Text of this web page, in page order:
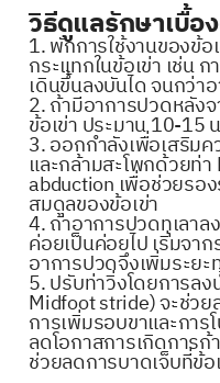
วิธีดูแลรักษาเบื้อ
1. พักการใช้งานของข้
กระแทกในข้อเข่า เช่น
เดินขึ้นลงบันได จนกว่า
2. ถ้ามีอาการปวดหลัง
ข้อเข่า ประมาน 10-15
3. ออกกำลังเพื่อเสริม
และกล้ามสะโพกด้วยท่
abduction เพื่อช่วยรอ
สมดุลของข้อเข่า
4. ถ้าอาการปวดทุเลาล
ค่อยเป็นค่อยไป เริ่มจา
อาการปวดจึงเพิ่มระย
5. ปรับท่าวิ่งโดยการล
Midfoot stride) จะช่ว
การเพิ่มรอบขาและกา
ลดโอกาสการเกิดการก้
ช่วยลดการบาดเจ็บที่ข้อ